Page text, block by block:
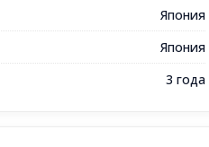
Япония
Япония
3 года